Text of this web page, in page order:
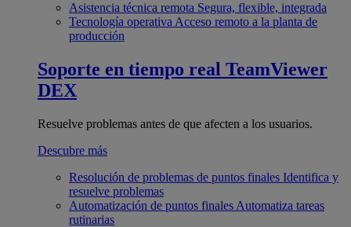
Asistencia técnica remota Segura, flexible, integrada
Tecnología operativa Acceso remoto a la planta de
producción
Soporte en tiempo real TeamViewer
DEX
Resuelve problemas antes de que afecten a los usuarios.
Descubre más
Resolución de problemas de puntos finales Identifica y
resuelve problemas
Automatización de puntos finales Automatiza tareas
rutinarias